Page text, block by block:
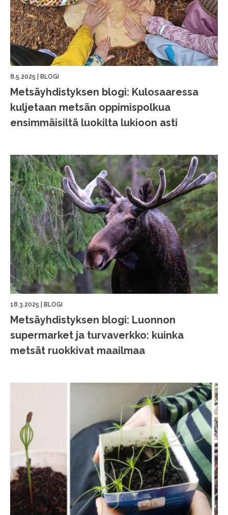
8.5.2025 BLOGI
Metsäyhdistyksen blogi: Kulosaaressa
kuljetaan metsän oppimispolkua
ensimmäisiltä luokilta lukioon asti
18.3.2025 BLOGI
Metsäyhdistyksen blogi: Luonnon
supermarket ja turvaverkko: kuinka
metsät ruokkivat maailmaa